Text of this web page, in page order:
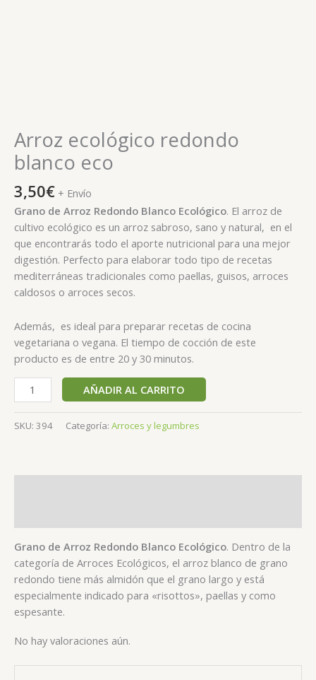
Arroz ecológico redondo
blanco eco
3,50€ + Envío
Grano de Arroz Redondo Blanco Ecológico. El arroz de
cultivo ecológico es un arroz sabroso, sano y natural, en el
que encontrarás todo el aporte nutricional para una mejor
digestión. Perfecto para elaborar todo tipo de recetas
mediterráneas tradicionales como paellas, guisos, arroces
caldosos o arroces secos.
Además, es ideal para preparar recetas de cocina
vegetariana o vegana. El tiempo de cocción de este
producto es de entre 20 y 30 minutos.
AÑADIR AL CARRITO
SKU: 394 Categoría: Arroces y legumbres
Grano de Arroz Redondo Blanco Ecológico. Dentro de la
categoría de Arroces Ecológicos, el arroz blanco de grano
redondo tiene más almidón que el grano largo y está
especialmente indicado para «risottos», paellas y como
espesante.
No hay valoraciones aún.